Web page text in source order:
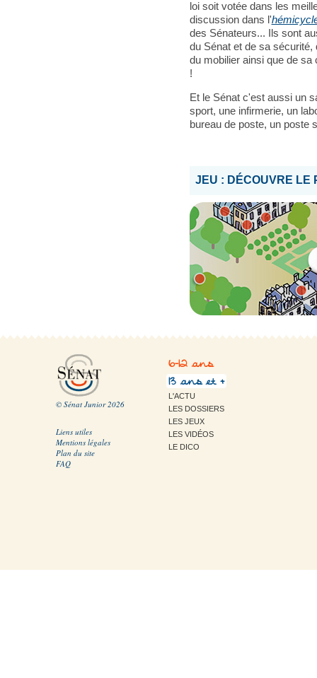
loi soit votée dans les
discussion dans l'
des Sénateurs... Ils sont
du Sénat et de sa sécurité,
du mobilier ainsi que de
!
Et le Sénat c'est aussi un
sport, une infirmerie, un
bureau de poste, un poste
JEU : DÉCOUVRE LE
© Sénat Junior 2026
Liens utiles
Mentions légales
Plan du site
FAQ
6-12 ans
13 ans et +
L'ACTU
LES DOSSIERS
LES JEUX
LES VIDÉOS
LE DICO